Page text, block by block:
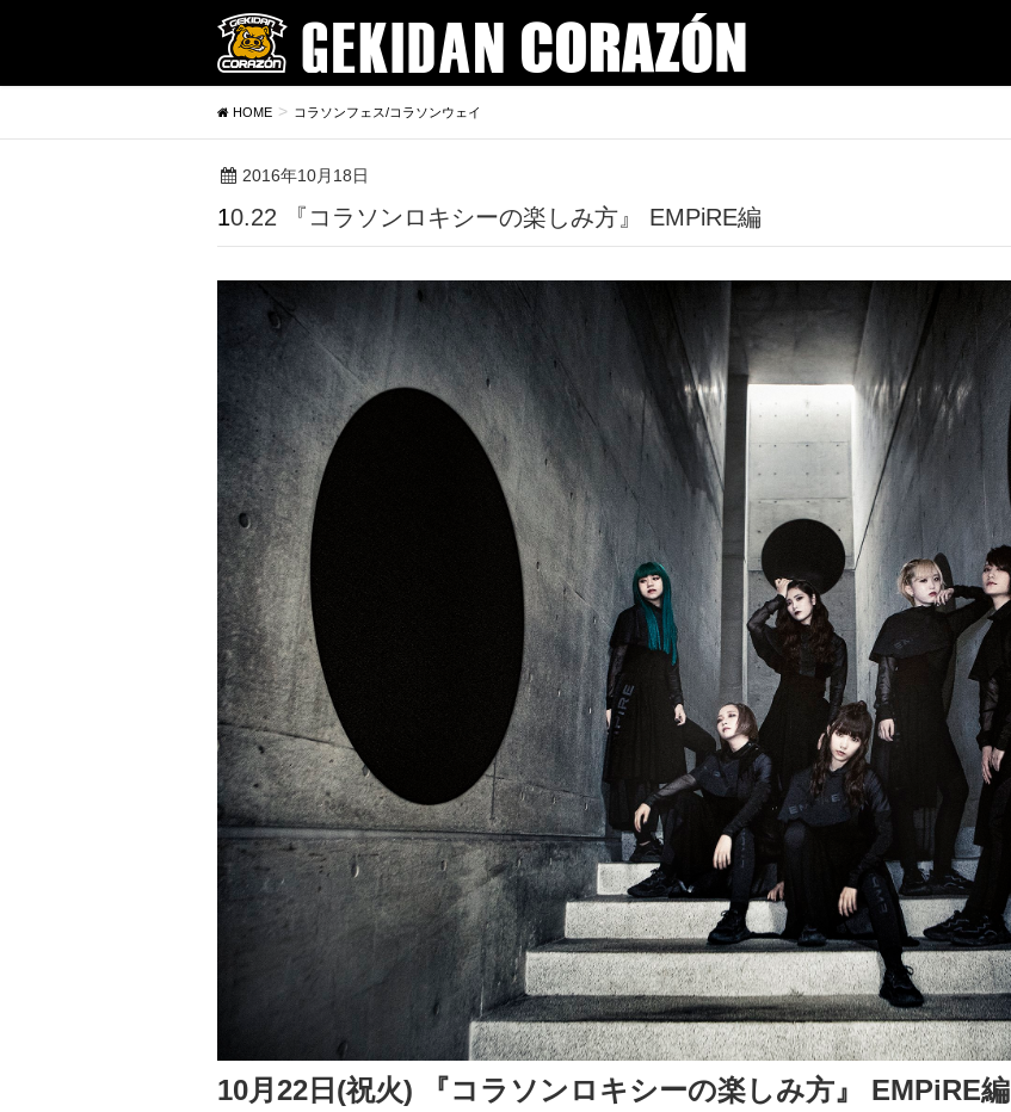
HOME コラソンフェス/コラソンウェイ
2016年10月18日
10.22 『コラソンロキシーの楽しみ方』 EMPiRE編
10月22日(祝火) 『コラソンロキシーの楽しみ方』 EMPiRE編